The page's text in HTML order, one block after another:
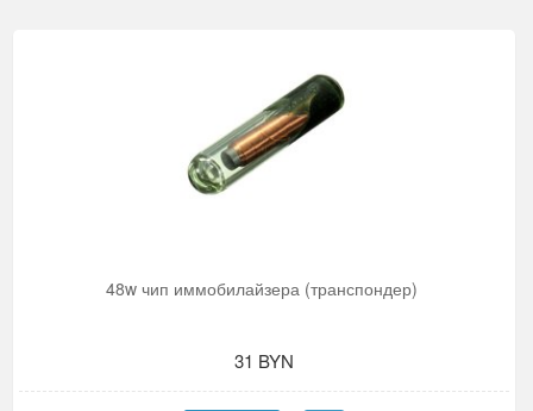
48w чип иммобилайзера (транспондер)
31 BYN